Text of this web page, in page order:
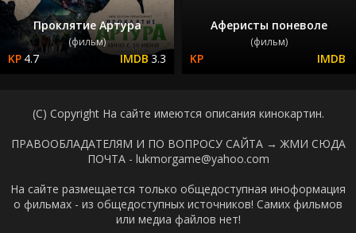
Проклятие Артура
(фильм)
4.7 3.3
Аферисты поневоле
(фильм)
(C) Copyright На сайте имеются описания кинокартин.
ПРАВООБЛАДАТЕЛЯМ И ПО ВОПРОСУ САЙТА → ЖМИ СЮДА
ПОЧТА - lukmorgame@yahoo.com
На сайте размещается только общедоступная иноформация
о фильмах - из общедоступных источников! Самих фильмов
или медиа файлов нет!